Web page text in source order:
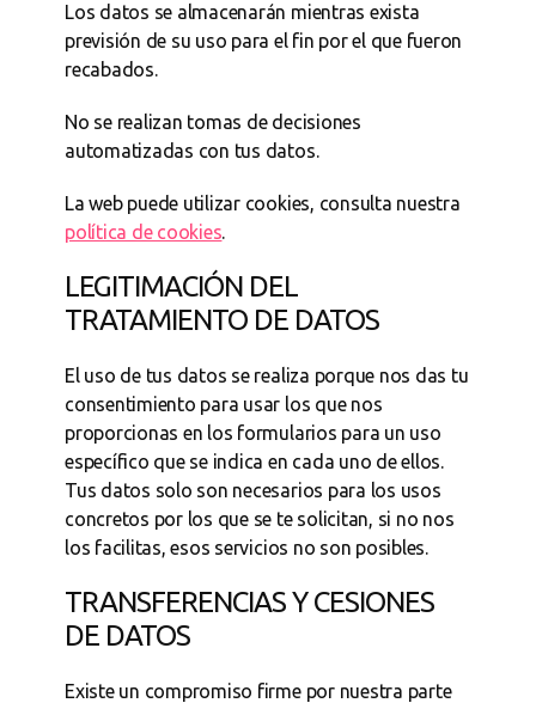
Los datos se almacenarán mientras exista
previsión de su uso para el fin por el que fueron
recabados.
No se realizan tomas de decisiones
automatizadas con tus datos.
La web puede utilizar cookies, consulta nuestra
política de cookies.
LEGITIMACIÓN DEL
TRATAMIENTO DE DATOS
El uso de tus datos se realiza porque nos das tu
consentimiento para usar los que nos
proporcionas en los formularios para un uso
específico que se indica en cada uno de ellos.
Tus datos solo son necesarios para los usos
concretos por los que se te solicitan, si no nos
los facilitas, esos servicios no son posibles.
TRANSFERENCIAS Y CESIONES
DE DATOS
Existe un compromiso firme por nuestra parte